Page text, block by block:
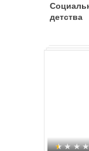
детства